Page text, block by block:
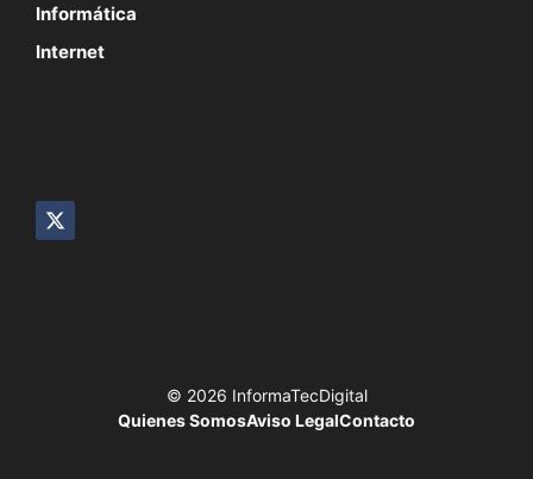
Informática
Internet
© 2026 InformaTecDigital
Quienes SomosAviso LegalContacto